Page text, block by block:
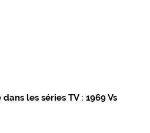
les séries TV : 1969 Vs